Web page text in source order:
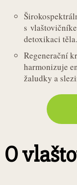
s
detoxikaci těla.
Regenerační
harmonizuje
žaludky a
O